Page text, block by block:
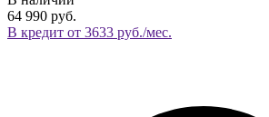
64 990 руб.
В кредит от 3633 руб./мес.